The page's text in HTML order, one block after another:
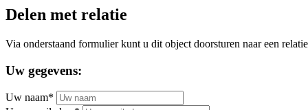
Delen met relatie
Via onderstaand formulier kunt u dit object doorsturen naar een
Uw gegevens:
Uw naam*